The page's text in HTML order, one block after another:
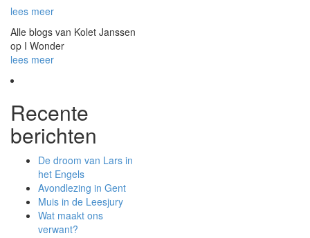
lees meer
Alle blogs van Kolet Janssen
op I Wonder
lees meer
Recente
berichten
De droom van Lars in
het Engels
Avondlezing in Gent
Muis in de Leesjury
Wat maakt ons
verwant?